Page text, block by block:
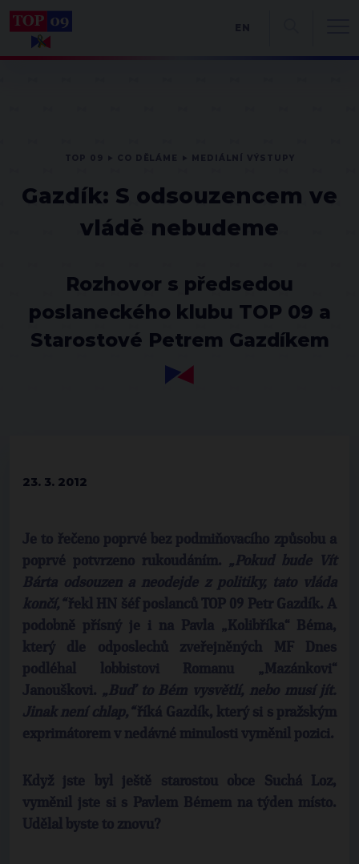
Gazdík: S odsouzencem ve
vládě nebudeme
Rozhovor s předsedou
poslaneckého klubu TOP 09 a
Starostové Petrem Gazdíkem
23. 3. 2012
Je to řečeno poprvé bez podmiňovacího způsobu a
poprvé potvrzeno rukoudáním. „Pokud bude Vít
Bárta odsouzen a neodejde z politiky, tato vláda
končí,“řekl HN šéf poslanců TOP 09 Petr Gazdík. A
podobně přísný je i na Pavla „Kolibříka“ Béma,
který dle odposlechů zveřejněných MF Dnes
podléhal lobbistovi Romanu „Mazánkovi“
Janouškovi. „Buď to Bém vysvětlí, nebo musí jít.
Jinak není chlap,“říká Gazdík, který si s pražským
exprimátorem v nedávné minulosti vyměnil pozici.
Když jste byl ještě starostou obce Suchá Loz,
vyměnil jste si s Pavlem Bémem na týden místo.
Udělal byste to znovu?